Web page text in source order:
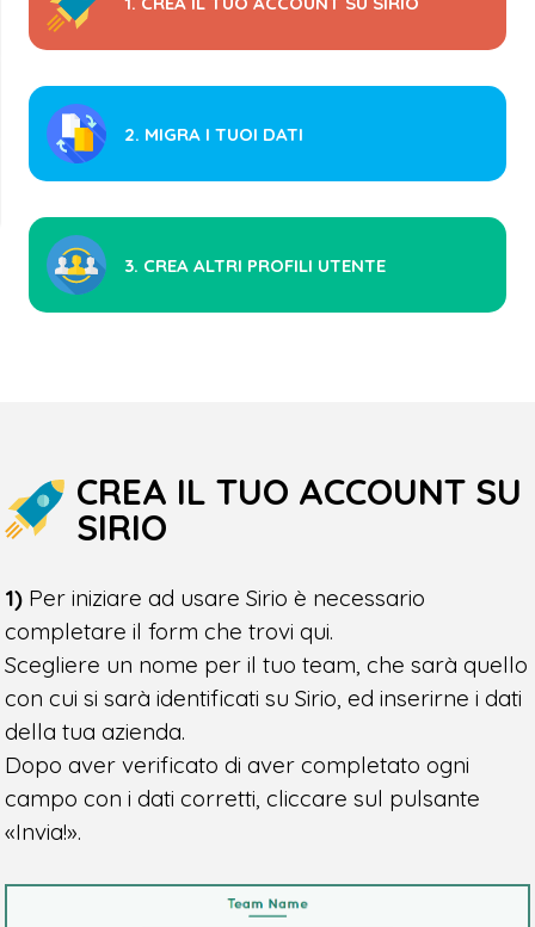
2. MIGRA I TUOI DATI
3. CREA ALTRI PROFILI UTENTE
CREA IL TUO ACCOUNT SU
SIRIO
1) Per iniziare ad usare Sirio è necessario
completare il form che trovi qui.
Scegliere un nome per il tuo team, che sarà quello
con cui si sarà identificati su Sirio, ed inserirne i dati
della tua azienda.
Dopo aver verificato di aver completato ogni
campo con i dati corretti, cliccare sul pulsante
«Invia!».